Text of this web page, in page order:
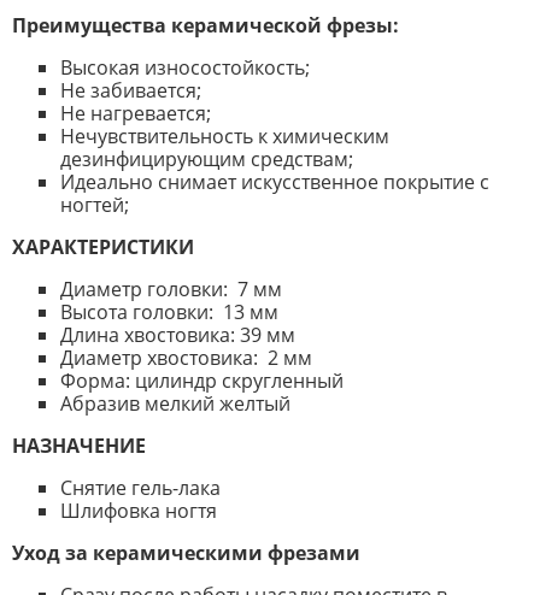
Преимущества керамической фрезы:
Высокая износостойкость;
Не забивается;
Не нагревается;
Нечувствительность к химическим
дезинфицирующим средствам;
Идеально снимает искусственное покрытие с
ногтей;
ХАРАКТЕРИСТИКИ
Диаметр головки: 7 мм
Высота головки: 13 мм
Длина хвостовика: 39 мм
Диаметр хвостовика: 2 мм
Форма: цилиндр скругленный
Абразив мелкий желтый
НАЗНАЧЕНИЕ
Снятие гель-лака
Шлифовка ногтя
Уход за керамическими фрезами